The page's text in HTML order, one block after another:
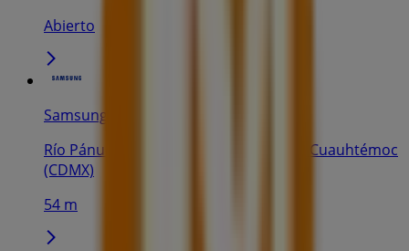
Abierto
Samsung
Río Pánuco No. 127, Col. Cuauhtémoc, Cuauhtémoc
(CDMX)
54 m